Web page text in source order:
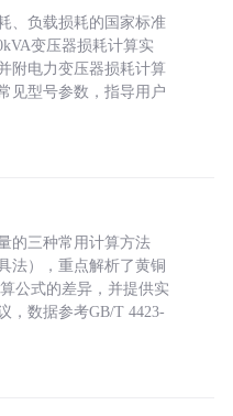
、负载损耗的国家标准
变压器损耗计算实
附电力变压器损耗计算
见型号参数，指导用户
的三种常用计算方法
法），重点解析了黄铜
公式的差异，并提供实
，数据参考GB/T 4423-